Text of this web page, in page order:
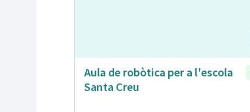
Aula de robòtica per a l'escola
Santa Creu